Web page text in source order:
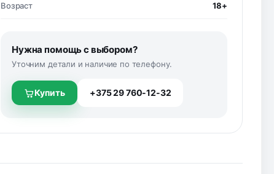
Возраст 18+
Нужна помощь с выбором?
Уточним детали и наличие по телефону.
Купить +375 29 760-12-32